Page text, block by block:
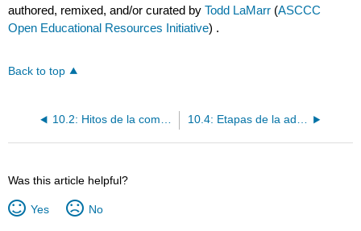
authored, remixed, and/or curated byTodd LaMarr (ASCCC
Open Educational Resources Initiative) .
Back to top
Was this article helpful?
Yes No